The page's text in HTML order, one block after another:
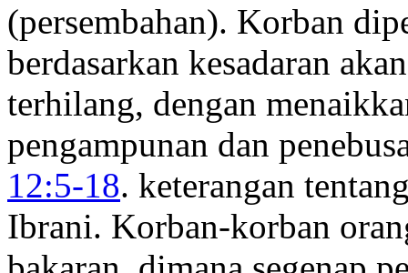
(persembahan). Korban
berdasarkan kesadaran
terhilang, dengan
pengampunan dan
12:5-18. keterangan
Ibrani. Korban-korban